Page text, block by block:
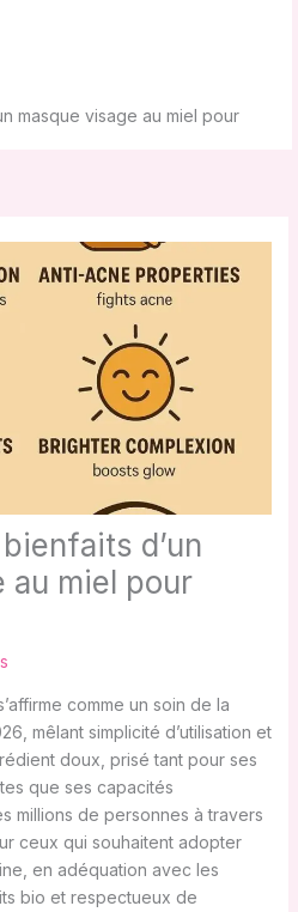
masque visage au miel pour
d’un
au miel pour
comme un soin de la
mêlant simplicité d’utilisation et
doux, prisé tant pour ses
que ses capacités
millions de personnes à travers
ceux qui souhaitent adopter
en adéquation avec les
bio et respectueux de